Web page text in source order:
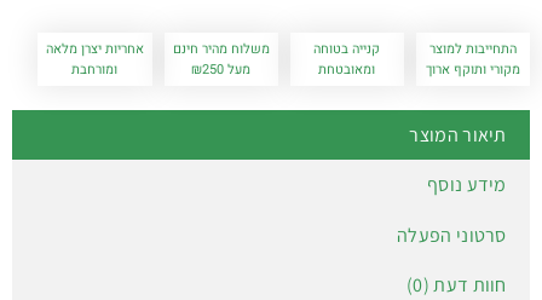
התחייבות למוצר
מקורי ותוקף ארוך
קנייה בטוחה
ומאובטחת
משלוח מהיר חינם
מעל ₪250
אחריות יצרן מלאה
ומורחבת
תיאור המוצר
מידע נוסף
סרטוני הפעלה
חוות דעת (0)